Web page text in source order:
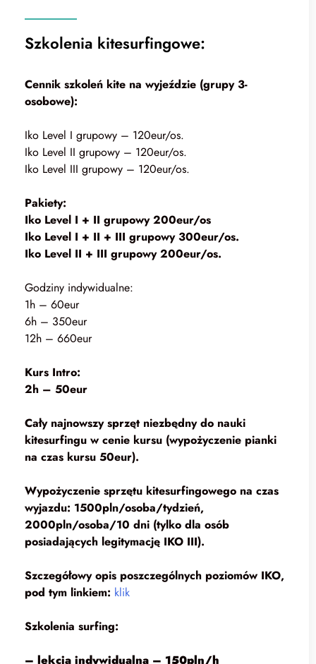
Szkolenia kitesurfingowe:
Cennik szkoleń kite na wyjeździe (grupy 3-
osobowe):
Iko Level I grupowy – 120eur/os.
Iko Level II grupowy – 120eur/os.
Iko Level III grupowy – 120eur/os.
Pakiety:
Iko Level I + II grupowy 200eur/os
Iko Level I + II + III grupowy 300eur/os.
Iko Level II + III grupowy 200eur/os.
Godziny indywidualne:
1h – 60eur
6h – 350eur
12h – 660eur
Kurs Intro:
2h – 50eur
Cały najnowszy sprzęt niezbędny do nauki
kitesurfingu w cenie kursu (wypożyczenie pianki
na czas kursu 50eur).
Wypożyczenie sprzętu kitesurfingowego na czas
wyjazdu: 1500pln/osoba/tydzień,
2000pln/osoba/10 dni (tylko dla osób
posiadających legitymację IKO III).
Szczegółowy opis poszczególnych poziomów IKO,
pod tym linkiem: klik
Szkolenia surfing:
– lekcja indywidualna – 150pln/h